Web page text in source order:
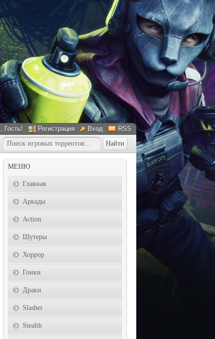
, Гость! Регистрация Вход RSS
МЕНЮ
Главная
Аркады
Action
Шутеры
Хоррор
Гонки
Драки
Slasher
Stealth